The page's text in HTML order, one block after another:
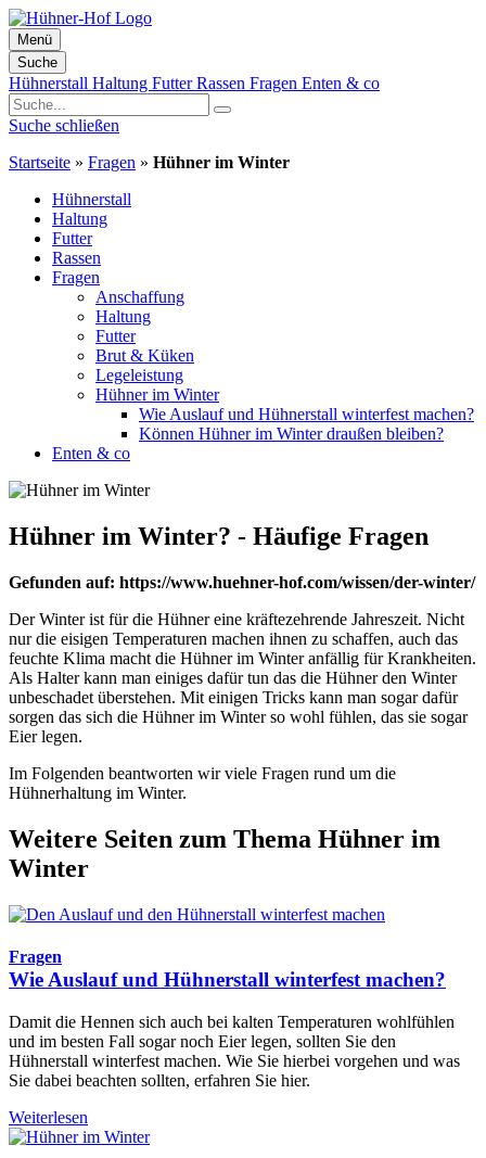
Menü
Suche
Zum
Inhalt
springen
Hühnerstall Haltung FutterRassen Fragen Enten & co
Suche schließen
Startseite » Fragen » Hühner im Winter
Hühnerstall
Haltung
Futter
Rassen
Fragen
Anschaffung
Haltung
Futter
Brut & Küken
Legeleistung
Hühner im Winter
Wie Auslauf und Hühnerstall winterfest machen?
Können Hühner im Winter draußen bleiben?
Enten & co
Hühner im Winter? - Häufige Fragen
Gefunden auf: https://www.huehner-hof.com/wissen/der-winter/
Der Winter ist für die Hühner eine kräftezehrende Jahreszeit. Nicht
nur die eisigen Temperaturen machen ihnen zu schaffen, auch das
feuchte Klima macht die Hühner im Winter anfällig für Krankheiten.
Als Halter kann man einiges dafür tun das die Hühner den Winter
unbeschadet überstehen. Mit einigen Tricks kann man sogar dafür
sorgen das sich die Hühner im Winter so wohl fühlen, das sie sogar
Eier legen.
Im Folgenden beantworten wir viele Fragen rund um die
Hühnerhaltung im Winter.
Weitere Seiten zum Thema Hühner im
Winter
Fragen
Wie Auslauf und Hühnerstall winterfest machen?
Damit die Hennen sich auch bei kalten Temperaturen wohlfühlen
und im besten Fall sogar noch Eier legen, sollten Sie den
Hühnerstall winterfest machen. Wie Sie hierbei vorgehen und was
Sie dabei beachten sollten, erfahren Sie hier.
Weiterlesen